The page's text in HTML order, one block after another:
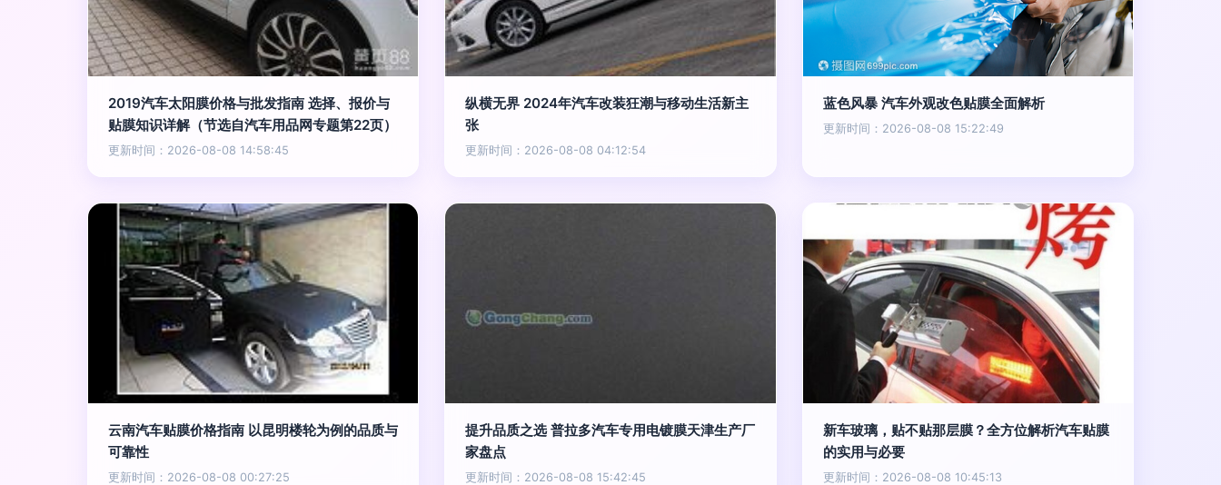
2019汽车太阳膜价格与批发指南 选择、报价与
贴膜知识详解（节选自汽车用品网专题第22页）
更新时间：2026-08-08 14:58:45
纵横无界 2024年汽车改装狂潮与移动生活新主
张
更新时间：2026-08-08 04:12:54
蓝色风暴 汽车外观改色贴膜全面解析
更新时间：2026-08-08 15:22:49
云南汽车贴膜价格指南 以昆明楼轮为例的品质与
可靠性
更新时间：2026-08-08 00:27:25
提升品质之选 普拉多汽车专用电镀膜天津生产厂
家盘点
更新时间：2026-08-08 15:42:45
新车玻璃，贴不贴那层膜？全方位解析汽车贴膜
的实用与必要
更新时间：2026-08-08 10:45:13